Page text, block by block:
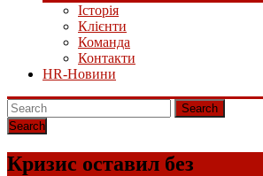
Історія
Клієнти
Команда
Контакти
HR-Новини
Search
Кризис оставил без